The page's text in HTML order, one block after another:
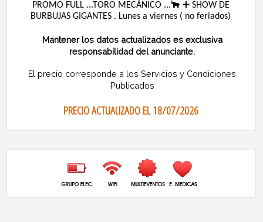
PROMO FULL ...TORO MECÁNICO ...🐂 ➕ SHOW DE
BURBUJAS GIGANTES . Lunes a viernes ( no feriados)
Mantener los datos actualizados es exclusiva
responsabilidad del anunciante.
El precio corresponde a los Servicios y Condiciones
Publicados
PRECIO ACTUALIZADO EL 18/07/2026